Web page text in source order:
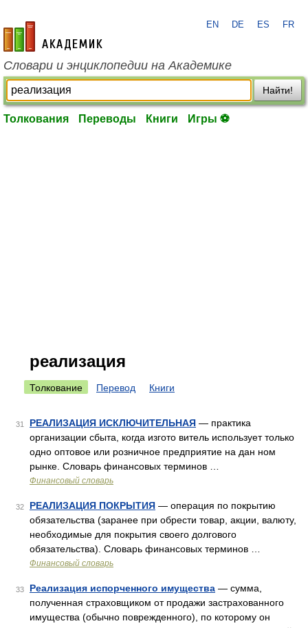
academic.ru
EN DE ES FR
Словари и энциклопедии на Академике
Найти!
Толкования Переводы Книги Игры ⚽
реализация
Толкование Перевод Книги
31 РЕАЛИЗАЦИЯ ИСКЛЮЧИТЕЛЬНАЯ — практика
организации сбыта, когда изгото витель использует только
одно оптовое или розничное предприятие на дан ном
рынке. Словарь финансовых терминов …
Финансовый словарь
32 РЕАЛИЗАЦИЯ ПОКРЫТИЯ — операция по покрытию
обязательства (заранее при обрести товар, акции, валюту,
необходимые для покрытия своего долгового
обязательства). Словарь финансовых терминов …
Финансовый словарь
33 Реализация испорченного имущества — сумма,
полученная страховщиком от продажи застрахованного
имущества (обычно поврежденного), по которому он